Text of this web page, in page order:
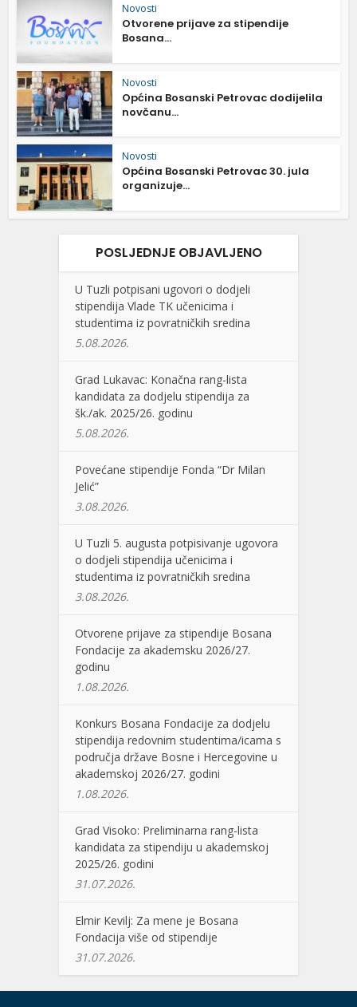
Novosti
Otvorene prijave za stipendije
Bosana...
Novosti
Općina Bosanski Petrovac dodijelila
novčanu...
Novosti
Općina Bosanski Petrovac 30. jula
organizuje...
POSLJEDNJE OBJAVLJENO
U Tuzli potpisani ugovori o dodjeli
stipendija Vlade TK učenicima i
studentima iz povratničkih sredina
5.08.2026.
Grad Lukavac: Konačna rang-lista
kandidata za dodjelu stipendija za
šk./ak. 2025/26. godinu
5.08.2026.
Povećane stipendije Fonda “Dr Milan
Jelić”
3.08.2026.
U Tuzli 5. augusta potpisivanje ugovora
o dodjeli stipendija učenicima i
studentima iz povratničkih sredina
3.08.2026.
Otvorene prijave za stipendije Bosana
Fondacije za akademsku 2026/27.
godinu
1.08.2026.
Konkurs Bosana Fondacije za dodjelu
stipendija redovnim studentima/icama s
područja države Bosne i Hercegovine u
akademskoj 2026/27. godini
1.08.2026.
Grad Visoko: Preliminarna rang-lista
kandidata za stipendiju u akademskoj
2025/26. godini
31.07.2026.
Elmir Kevilj: Za mene je Bosana
Fondacija više od stipendije
31.07.2026.